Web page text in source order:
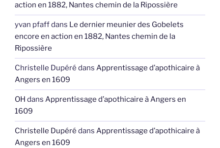
action en 1882, Nantes chemin de la Ripossière
yvan pfaffdans Le dernier meunier des Gobelets
encore en action en 1882, Nantes chemin de la
Ripossière
Christelle Dupéré dans Apprentissage d’apothicaire à
Angers en 1609
OH dans Apprentissage d’apothicaire à Angers en
1609
Christelle Dupéré dans Apprentissage d’apothicaire à
Angers en 1609